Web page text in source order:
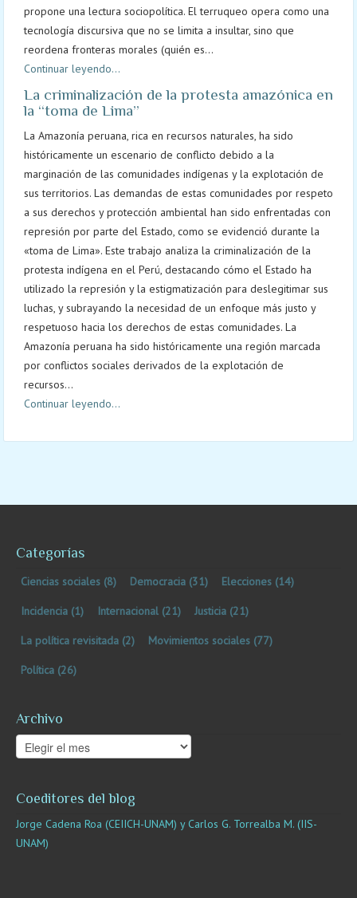
propone una lectura sociopolítica. El terruqueo opera como una
tecnología discursiva que no se limita a insultar, sino que
reordena fronteras morales (quién es...
Continuar leyendo...
La criminalización de la protesta amazónica en
la “toma de Lima”
La Amazonía peruana, rica en recursos naturales, ha sido
históricamente un escenario de conflicto debido a la
marginación de las comunidades indígenas y la explotación de
sus territorios. Las demandas de estas comunidades por respeto
a sus derechos y protección ambiental han sido enfrentadas con
represión por parte del Estado, como se evidenció durante la
«toma de Lima». Este trabajo analiza la criminalización de la
protesta indígena en el Perú, destacando cómo el Estado ha
utilizado la represión y la estigmatización para deslegitimar sus
luchas, y subrayando la necesidad de un enfoque más justo y
respetuoso hacia los derechos de estas comunidades. La
Amazonía peruana ha sido históricamente una región marcada
por conflictos sociales derivados de la explotación de
recursos...
Continuar leyendo...
Categorías
Ciencias sociales (8) Democracia (31) Elecciones (14)
Incidencia (1) Internacional (21) Justicia (21)
La política revisitada (2) Movimientos sociales (77)
Política (26)
Archivo
Archivo
Coeditores del blog
Jorge Cadena Roa (CEIICH-UNAM) y Carlos G. Torrealba M. (IIS-
UNAM)